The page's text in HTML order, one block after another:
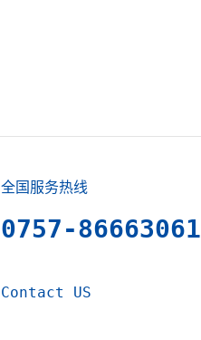
全国服务热线
0757-86663061
Contact US